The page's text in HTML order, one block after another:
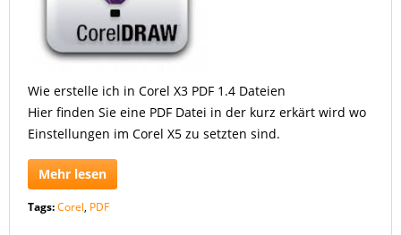
Wie erstelle ich in Corel X3 PDF 1.4 Dateien
Hier finden Sie eine PDF Datei in der kurz erkärt wird wo
Einstellungen im Corel X5 zu setzten sind.
Mehr lesen
Tags:Corel, PDF